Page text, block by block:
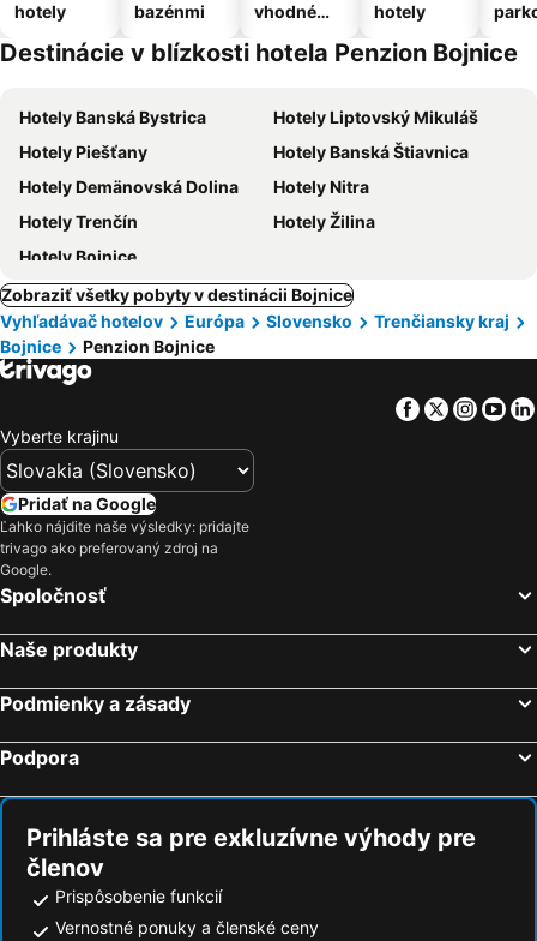
hotely
bazénmi
vhodné
domáce
hotely
Destinácie v blízkosti hotela Penzion Bojnice
Hotely Banská Bystrica
Hotely Liptovský Mikuláš
Hotely Piešťany
Hotely Banská Štiavnica
Hotely Demänovská Dolina
Hotely Nitra
Hotely Trenčín
Hotely Žilina
Hotely Bojnice
Zobraziť všetky pobyty v destinácii Bojnice
Vyhľadávač hotelov
Európa Slovensko
Trenčiansky kraj
Bojnice
Penzion Bojnice
Facebook
Twitter
Vyberte krajinu
Pridať na Google
Ľahko nájdite naše výsledky: pridajte
trivago ako preferovaný zdroj na
Google.
Spoločnosť
Naše produkty
Podmienky a zásady
Podpora
Prihláste sa pre exkluzívne výhody pre
členov
Prispôsobenie funkcií
Vernostné ponuky a členské ceny